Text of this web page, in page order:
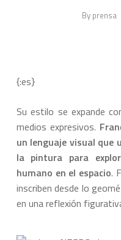
By prensa
{:es}
Su estilo se expande
medios expresivos.
un lenguaje visual que
la pintura para
humano en el espacio.
inscriben desde lo
en una reflexión